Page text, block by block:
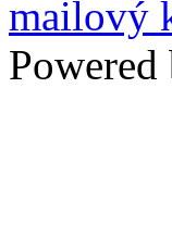
mailový
Powered